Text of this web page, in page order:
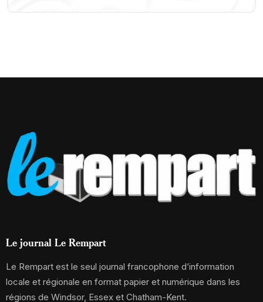
Le journal Le Rempart
Le Rempart est le seul journal francophone d’information
locale et régionale en format papier et numérique dans les
régions de Windsor, Essex et Chatham-Kent.